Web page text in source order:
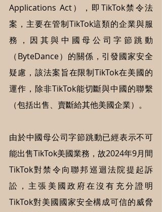
Applications Act），即TikTok禁令法
案，主要在管制TikTok這類的企業與服
務，因其與中國母公司字節跳動
（ByteDance）的關係，引發國家安全
疑慮，該法案旨在限制TikTok在美國的
運作，除非TikTok能切斷與中國的聯繫
（包括出售、賣斷給其他美國企業）。
由於中國母公司字節跳動已經表示不可
能出售TikTok美國業務，故2024年9月間
TikTok對禁令向聯邦巡迴法院提起訴
訟，主張美國政府在沒有充分證明
TikTok對美國國家安全構成可信的威脅